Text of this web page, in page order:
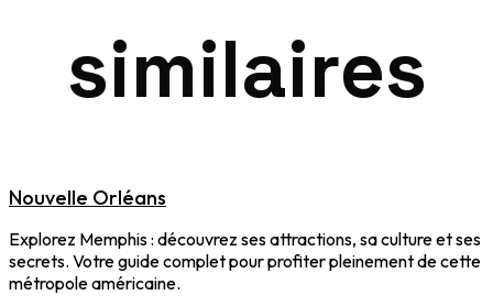
similaires
Nouvelle Orléans
Explorez Memphis : découvrez ses attractions, sa culture et ses
secrets. Votre guide complet pour profiter pleinement de cette
métropole américaine.